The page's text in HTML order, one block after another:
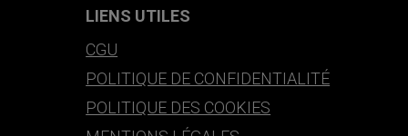
LIENS UTILES
CGU
POLITIQUE DE CONFIDENTIALITÉ
POLITIQUE DES COOKIES